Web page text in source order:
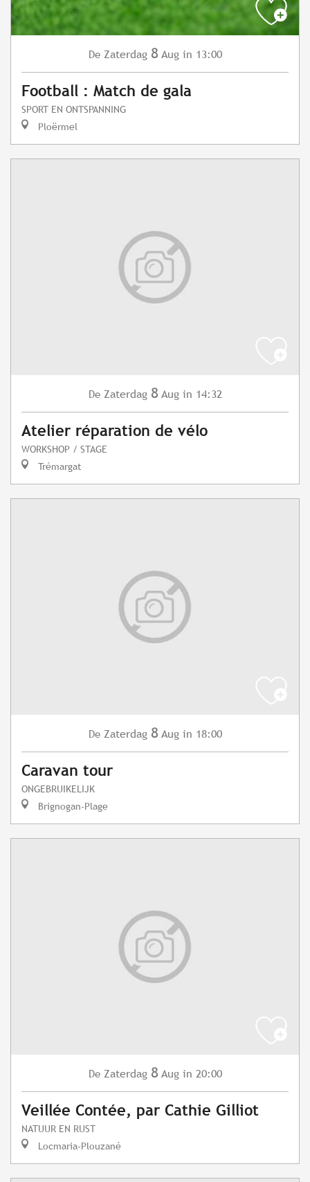
De Zaterdag 8 Aug in 13:00
Football : Match de gala
SPORT EN ONTSPANNING
Ploërmel
De Zaterdag 8 Aug in 14:32
Atelier réparation de vélo
WORKSHOP / STAGE
Trémargat
De Zaterdag 8 Aug in 18:00
Caravan tour
ONGEBRUIKELIJK
Brignogan-Plage
De Zaterdag 8 Aug in 20:00
Veillée Contée, par Cathie Gilliot
NATUUR EN RUST
Locmaria-Plouzané